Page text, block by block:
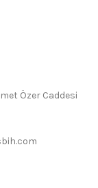
Özer Caddesi